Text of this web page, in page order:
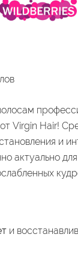
Virgin Hair!
и
актуально
и